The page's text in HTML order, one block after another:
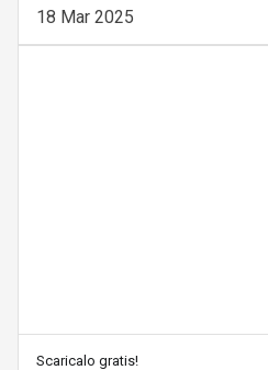
18 Mar 2025
Scaricalo gratis!